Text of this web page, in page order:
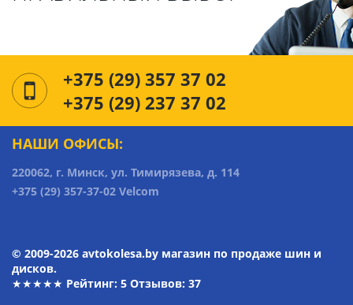
+375 (29) 357 37 02
+375 (29) 237 37 02
НАШИ ОФИСЫ:
220062, г. Минск, ул. Тимирязева, д. 114
+375 (29) 357-37-02 Velcom
© 2009-2026 avtokolesa.by магазин по продаже шин и
дисков.
★★★★★ Рейтинг: 5 Отзывов: 37